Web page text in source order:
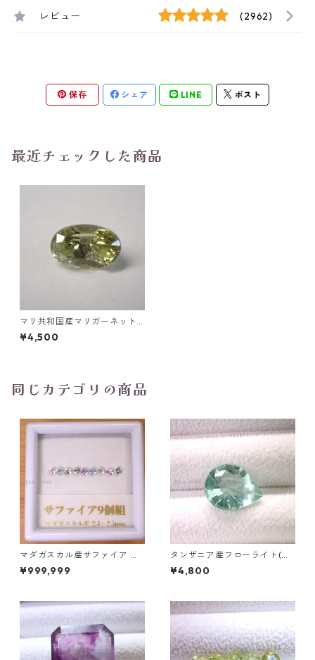
レビュー (2962)
保存 シェア LINE ポスト
最近チェックした商品
マリ共和国産マリガーネット
オーバルカットルース 0.7ct
6.2mm4.0mm*3.7mm
¥4,500
同じカテゴリの商品
マダガスカル産サファイア ル
ース 9個組 2.4～2.5mm
¥999,999
タンザニア産フローライト(蛍
光) ペアシェイプカットルース
5.46ct 13.8mm*10.8mm*7.0
¥4,800